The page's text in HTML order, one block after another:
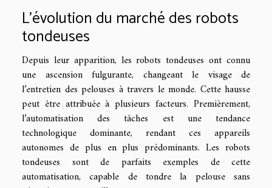
L’évolution du marché des robots
tondeuses
Depuis leur apparition, les robots tondeuses ont connu
une ascension fulgurante, changeant le visage de
l’entretien des pelouses à travers le monde. Cette hausse
peut être attribuée à plusieurs facteurs. Premièrement,
l’automatisation des tâches est une tendance
technologique dominante, rendant ces appareils
autonomes de plus en plus prédominants. Les robots
tondeuses sont de parfaits exemples de cette
automatisation, capable de tondre la pelouse sans